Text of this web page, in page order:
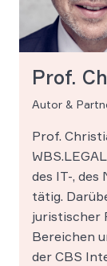
Prof.
Autor &
Prof.
des IT-,
tätig.
juristischer
Bereichen
der CBS